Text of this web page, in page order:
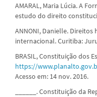
AMARAL, Maria Lúcia. A
estudo do direito
ANNONI, Danielle.
internacional. Curitiba:
BRASIL, Constituição dos
https://
Acesso em: 14 nov. 2016.
______. Constituição da